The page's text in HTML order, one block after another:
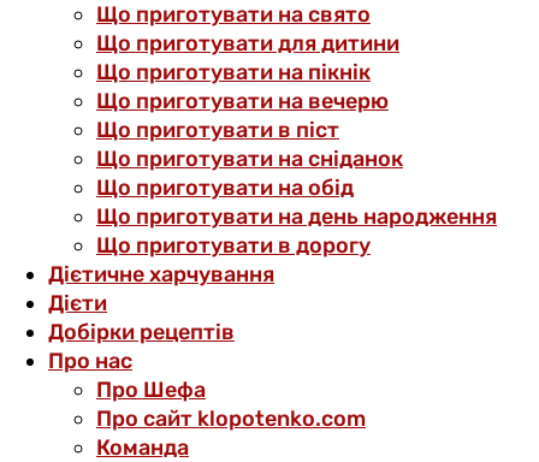
Що приготувати на свято
Що приготувати для дитини
Що приготувати на пікнік
Що приготувати на вечерю
Що приготувати в піст
Що приготувати на сніданок
Що приготувати на обід
Що приготувати на день народження
Що приготувати в дорогу
Дієтичне харчування
Дієти
Добірки рецептів
Про нас
Про Шефа
Про сайт klopotenko.com
Команда